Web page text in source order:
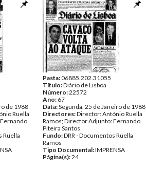
de 1988
Ruella
Ruella
Pasta:06885.202.31055
Título:Diário de Lisboa
Número:22572
Ano: 67
Data:Segunda, 25 de Janeiro de 1988
Directores:Director: António Ruella
Ramos; Director Adjunto: Fernando
Piteira Santos
Fundo:DRR - Documentos Ruella
Ramos
Tipo Documental:IMPRENSA
Página(s):24